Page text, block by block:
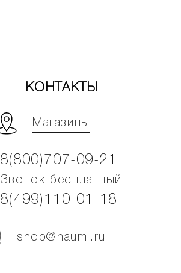
КОНТАКТЫ
Магазины
8(800)707-09-21
Звонок бесплатный
8(499)110-01-18
shop@naumi.ru